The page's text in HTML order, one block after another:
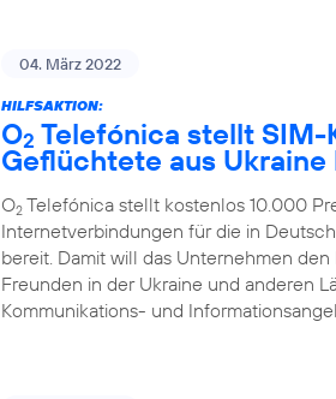
04. März 2022
HILFSAKTION:
O2 Telefónica stellt
Geflüchtete aus
O2 Telefónica stellt kostenlos 10.000
Internetverbindungen für die in
bereit. Damit will das Unternehmen
Freunden in der Ukraine und anderen
Kommunikations- und